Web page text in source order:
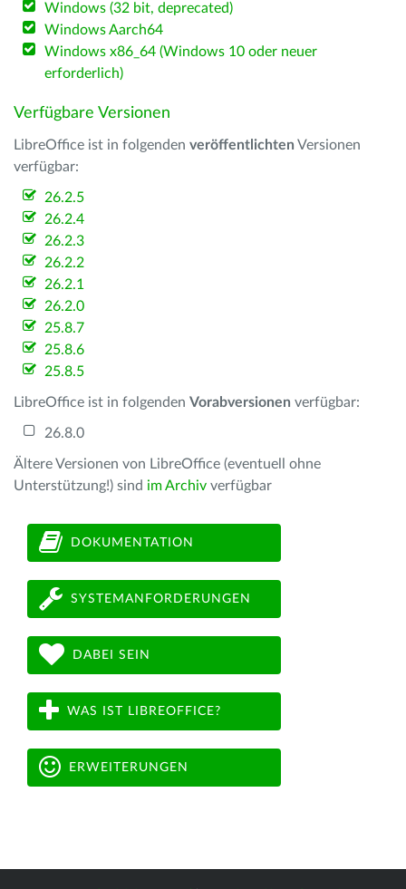
Windows (32 bit, deprecated)
Windows Aarch64
Windows x86_64 (Windows 10 oder neuer
erforderlich)
Verfügbare Versionen
LibreOffice ist in folgenden veröffentlichten Versionen
verfügbar:
26.2.5
26.2.4
26.2.3
26.2.2
26.2.1
26.2.0
25.8.7
25.8.6
25.8.5
LibreOffice ist in folgenden Vorabversionen verfügbar:
26.8.0
Ältere Versionen von LibreOffice (eventuell ohne
Unterstützung!) sind im Archiv verfügbar
DOKUMENTATION
SYSTEMANFORDERUNGEN
DABEI SEIN
WAS IST LIBREOFFICE?
ERWEITERUNGEN